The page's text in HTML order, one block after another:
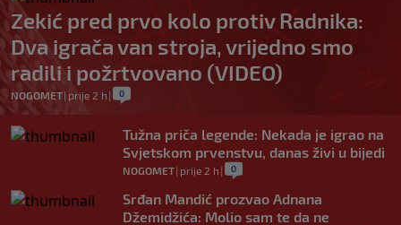
Zekić pred prvo kolo protiv Radnika:
Dva igrača van stroja, vrijedno smo
radili i požrtvovano (VIDEO)
NOGOMET| prije 2 h | 0
Tužna priča legende: Nekada je igrao na
Svjetskom prvenstvu, danas živi u bijedi
NOGOMET| prije 2 h | 0
Srđan Mandić prozvao Adnana
Džemidžića: Molio sam te da ne